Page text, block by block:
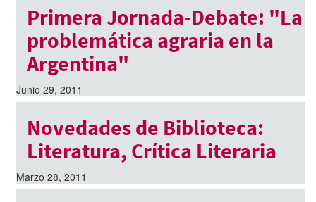
Primera Jornada-Debate: "La
problemática agraria en la
Argentina"
Junio 29, 2011
Novedades de Biblioteca:
Literatura, Crítica Literaria
Marzo 28, 2011